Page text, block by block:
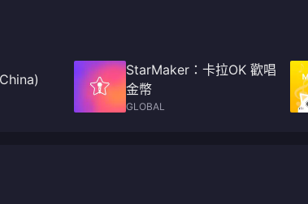
StarMaker：卡拉OK 歡唱
金幣
GLOBAL